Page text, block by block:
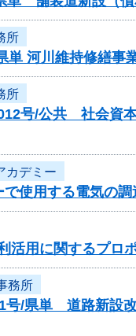
所
単 河川維持修繕
所
号/公共 社会資
カデミー
使用する電気の
活用に関するプロ
務所
号/県単 道路新